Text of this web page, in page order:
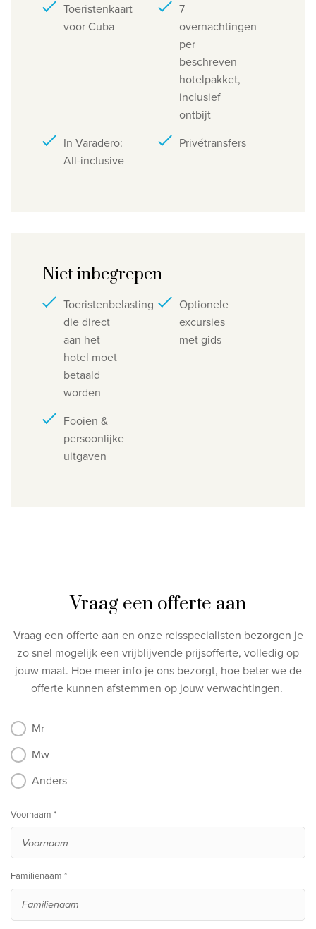
Toeristenkaart
voor Cuba
7
overnachtingen
per
beschreven
hotelpakket,
inclusief
ontbijt
In Varadero:
All-inclusive
Privétransfers
Niet inbegrepen
Toeristenbelasting
die direct
aan het
hotel moet
betaald
worden
Optionele
excursies
met gids
Fooien &
persoonlijke
uitgaven
Vraag een offerte aan
Vraag een offerte aan en onze reisspecialisten bezorgen je
zo snel mogelijk een vrijblijvende prijsofferte, volledig op
jouw maat. Hoe meer info je ons bezorgt, hoe beter we de
offerte kunnen afstemmen op jouw verwachtingen.
Mr
Mw
Anders
Voornaam *
Familienaam *